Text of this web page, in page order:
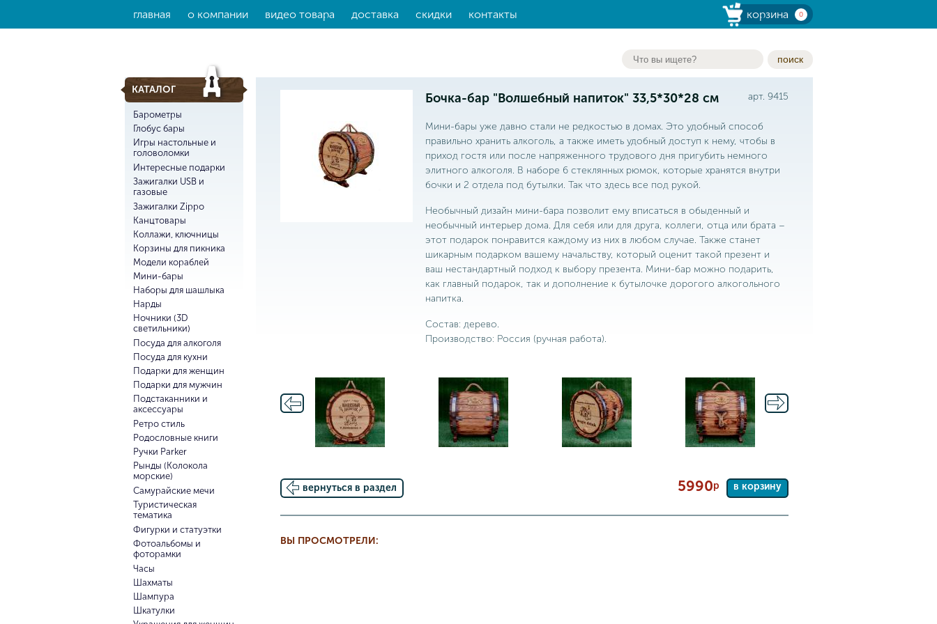
главная о компании видео товара доставка скидки контакты корзина 0
поиск
КАТАЛОГ
Барометры
Глобус бары
Игры настольные и
головоломки
Интересные подарки
Зажигалки USB и
газовые
Зажигалки Zippo
Канцтовары
Коллажи, ключницы
Корзины для пикника
Модели кораблей
Мини-бары
Наборы для шашлыка
Нарды
Ночники (3D
светильники)
Посуда для алкоголя
Посуда для кухни
Подарки для женщин
Подарки для мужчин
Подстаканники и
аксессуары
Ретро стиль
Родословные книги
Ручки Parker
Рынды (Колокола
морские)
Самурайские мечи
Туристическая
тематика
Фигурки и статуэтки
Фотоальбомы и
фоторамки
Часы
Шахматы
Шампура
Шкатулки
Бочка-бар "Волшебный напиток" 33,5*30*28 см арт. 9415
Мини-бары уже давно стали не редкостью в домах. Это удобный способ
правильно хранить алкоголь, а также иметь удобный доступ к нему, чтобы в
приход гостя или после напряженного трудового дня пригубить немного
элитного алкоголя. В наборе 6 стеклянных рюмок, которые хранятся внутри
бочки и 2 отдела под бутылки. Так что здесь все под рукой.
Необычный дизайн мини-бара позволит ему вписаться в обыденный и
необычный интерьер дома. Для себя или для друга, коллеги, отца или брата –
этот подарок понравится каждому из них в любом случае. Также станет
шикарным подарком вашему начальству, который оценит такой презент и
ваш нестандартный подход к выбору презента. Мини-бар можно подарить,
как главный подарок, так и дополнение к бутылочке дорогого алкогольного
напитка.
Состав: дерево.
Производство: Россия (ручная работа).
вернуться в раздел 5990р в корзину
ВЫ ПРОСМОТРЕЛИ: